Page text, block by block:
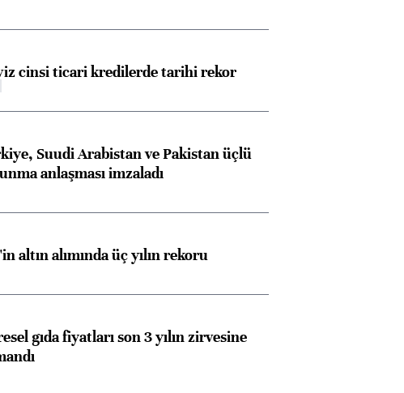
cinsi ticari kredilerde tarihi rekor
Suudi Arabistan ve Pakistan üçlü
anlaşması imzaladı
altın alımında üç yılın rekoru
gıda fiyatları son 3 yılın zirvesine